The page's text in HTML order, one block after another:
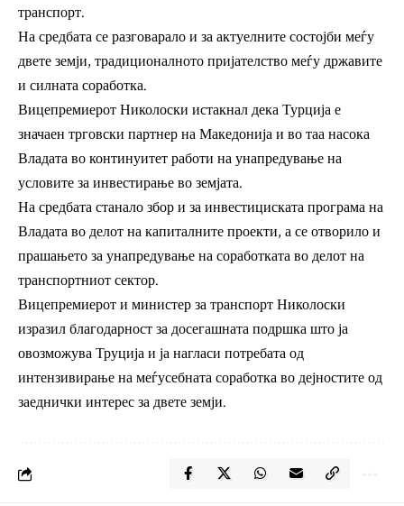
транспорт.
На средбата се разговарало и за актуелните состојби меѓу
двете земји, традиционалното пријателство меѓу државите
и силната соработка.
Вицепремиерот Николоски истакнал дека Турција е
значаен трговски партнер на Македонија и во таа насока
Владата во континуитет работи на унапредување на
условите за инвестирање во земјата.
На средбата станало збор и за инвестициската програма на
Владата во делот на капиталните проекти, а се отворило и
прашањето за унапредување на соработката во делот на
транспортниот сектор.
Вицепремиерот и министер за транспорт Николоски
изразил благодарност за досегашната подршка што ја
овозможува Труција и ја нагласи потребата од
интензивирање на меѓусебната соработка во дејностите од
заеднички интерес за двете земји.